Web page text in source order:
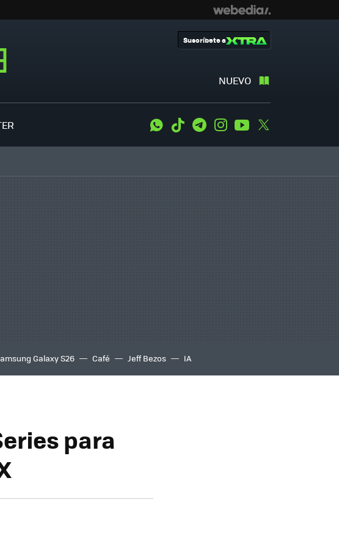
NUEVO
Suscríbete a
WhatsApp
Tiktok TelegramInstagramYoutube
Galaxy S26 Café Jeff Bezos IA
para